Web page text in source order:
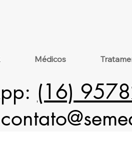
Médicos
(16)